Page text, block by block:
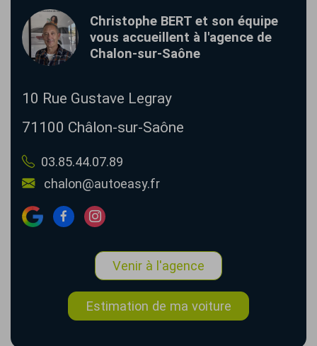
Christophe BERT et son équipe
vous accueillent à l'agence de
Chalon-sur-Saône
10 Rue Gustave Legray
71100 Châlon-sur-Saône
03.85.44.07.89
chalon@autoeasy.fr
Venir à l'agence
Estimation de ma voiture